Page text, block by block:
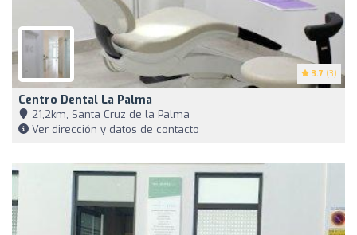
3.7 (3)
Centro Dental La Palma
21,2km, Santa Cruz de la Palma
Ver dirección y datos de contacto